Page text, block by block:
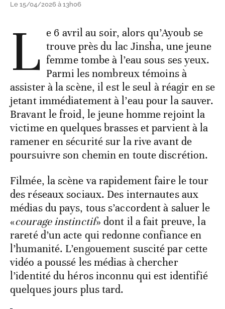
Le 15/04/2026 à 13h06
L e 6 avril au soir, alors qu’Ayoub se
trouve près du lac Jinsha, une jeune
femme tombe à l’eau sous ses yeux.
Parmi les nombreux témoins à
assister à la scène, il est le seul à réagir en se
jetant immédiatement à l’eau pour la sauver.
Bravant le froid, le jeune homme rejoint la
victime en quelques brasses et parvient à la
ramener en sécurité sur la rive avant de
poursuivre son chemin en toute discrétion.
Filmée, la scène va rapidement faire le tour
des réseaux sociaux. Des internautes aux
médias du pays, tous s’accordent à saluer le
«courage instinctif» dont il a fait preuve, la
rareté d’un acte qui redonne confiance en
l’humanité. L’engouement suscité par cette
vidéo a poussé les médias à chercher
l’identité du héros inconnu qui est identifié
quelques jours plus tard.